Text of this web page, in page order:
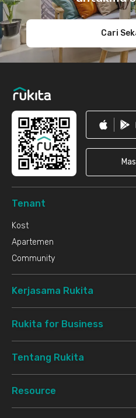
Cari
Tenant
Kost
Apartemen
Community
Kerjasama Rukita
Rukita for Business
Tentang Rukita
Resource